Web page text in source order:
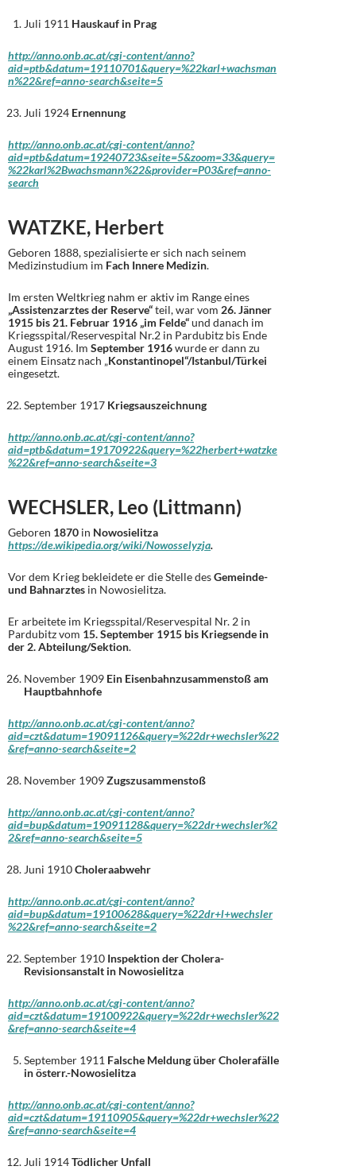
Juli 1911 Hauskauf in Prag
http://anno.onb.ac.at/cgi-content/anno?
aid=ptb&datum=19110701&query=%22karl+wachsman
n%22&ref=anno-search&seite=5
Juli 1924 Ernennung
http://anno.onb.ac.at/cgi-content/anno?
aid=ptb&datum=19240723&seite=5&zoom=33&query=
%22karl%2Bwachsmann%22&provider=P03&ref=anno-
search
WATZKE, Herbert
Geboren 1888, spezialisierte er sich nach seinem
Medizinstudium im Fach Innere Medizin.
Im ersten Weltkrieg nahm er aktiv im Range eines
„Assistenzarztes der Reserve“teil, war vom 26. Jänner
1915 bis 21. Februar 1916 „im Felde“und danach im
Kriegsspital/Reservespital Nr.2 in Pardubitz bis Ende
August 1916. Im September 1916wurde er dann zu
einem Einsatz nach „Konstantinopel“/Istanbul/Türkei
eingesetzt.
September 1917 Kriegsauszeichnung
http://anno.onb.ac.at/cgi-content/anno?
aid=ptb&datum=19170922&query=%22herbert+watzke
%22&ref=anno-search&seite=3
WECHSLER, Leo (Littmann)
Geboren 1870 in Nowosielitza
https://de.wikipedia.org/wiki/Nowosselyzja.
Vor dem Krieg bekleidete er die Stelle desGemeinde-
und Bahnarztes in Nowosielitza.
Er arbeitete im Kriegsspital/Reservespital Nr. 2 in
Pardubitz vom 15. September 1915 bis Kriegsende in
der 2. Abteilung/Sektion.
November 1909 Ein Eisenbahnzusammenstoß am
Hauptbahnhofe
http://anno.onb.ac.at/cgi-content/anno?
aid=czt&datum=19091126&query=%22dr+wechsler%22
&ref=anno-search&seite=2
November 1909Zugszusammenstoß
http://anno.onb.ac.at/cgi-content/anno?
aid=bup&datum=19091128&query=%22dr+wechsler%2
2&ref=anno-search&seite=5
Juni 1910Choleraabwehr
http://anno.onb.ac.at/cgi-content/anno?
aid=bup&datum=19100628&query=%22dr+l+wechsler
%22&ref=anno-search&seite=2
September 1910 Inspektion der Cholera-
Revisionsanstalt in Nowosielitza
http://anno.onb.ac.at/cgi-content/anno?
aid=czt&datum=19100922&query=%22dr+wechsler%22
&ref=anno-search&seite=4
September 1911 Falsche Meldung über Cholerafälle
in österr.-Nowosielitza
http://anno.onb.ac.at/cgi-content/anno?
aid=czt&datum=19110905&query=%22dr+wechsler%22
&ref=anno-search&seite=4
Juli 1914Tödlicher Unfall